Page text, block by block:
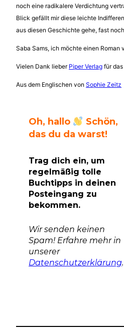
noch eine radikalere Verdichtung
Blick gefällt mir diese leichte
aus diesen Geschichte gehe, fast
Saba Sams, ich möchte einen Roman
Vielen Dank lieber Piper Verlag für
Aus dem Englischen von Sophie Zeitz
Oh, hallo
Schön,
das du da warst!
Trag dich ein, um
regelmäßig tolle
Buchtipps in deinen
Posteingang zu
bekommen.
Wir senden keinen
Spam! Erfahre mehr in
unserer
Datenschutzerklärung.